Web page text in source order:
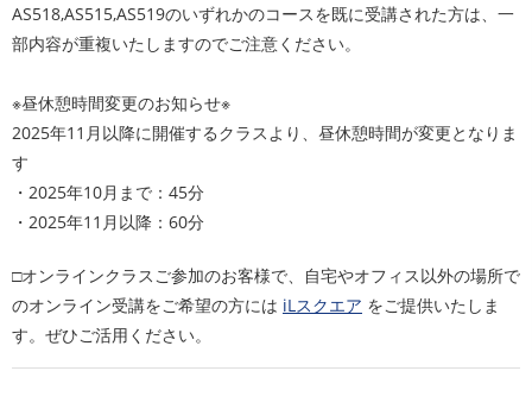
AS518,AS515,AS519のいずれかのコースを既に受講された方は、一
部内容が重複いたしますのでご注意ください。
※昼休憩時間変更のお知らせ※
2025年11月以降に開催するクラスより、昼休憩時間が変更となりま
す
・2025年10月まで：45分
・2025年11月以降：60分
□オンラインクラスご参加のお客様で、自宅やオフィス以外の場所で
のオンライン受講をご希望の方には iLスクエア をご提供いたしま
す。ぜひご活用ください。